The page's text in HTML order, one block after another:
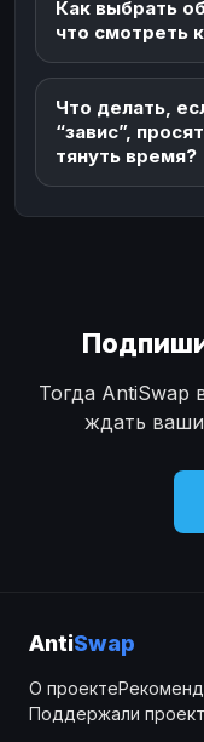
Как выбрать
что смотреть
Что делать,
“завис”,
тянуть время?
Тогда AntiSwap
ждать
AntiSwap
О проекте
Поддержали проект